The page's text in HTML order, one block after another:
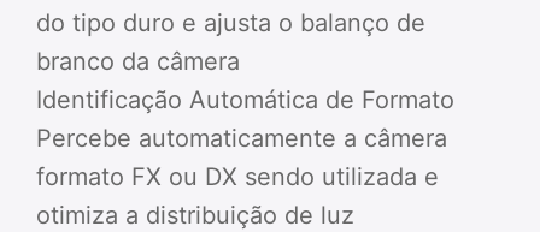
do tipo duro e ajusta o balanço de
branco da câmera
Identificação Automática de Formato
Percebe automaticamente a câmera
formato FX ou DX sendo utilizada e
otimiza a distribuição de luz